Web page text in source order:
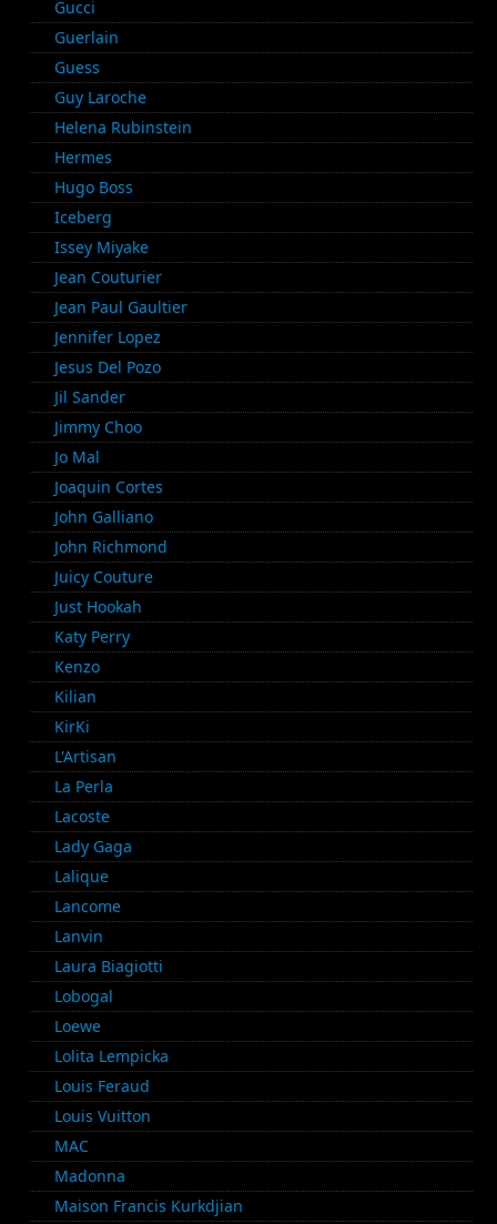
Gucci
Guerlain
Guess
Guy Laroche
Helena Rubinstein
Hermes
Hugo Boss
Iceberg
Issey Miyake
Jean Couturier
Jean Paul Gaultier
Jennifer Lopez
Jesus Del Pozo
Jil Sander
Jimmy Choo
Jo Mal
Joaquin Cortes
John Galliano
John Richmond
Juicy Couture
Just Hookah
Katy Perry
Kenzo
Kilian
KirKi
L'Artisan
La Perla
Lacoste
Lady Gaga
Lalique
Lancome
Lanvin
Laura Biagiotti
Lobogal
Loewe
Lolita Lempicka
Louis Feraud
Louis Vuitton
MAC
Madonna
Maison Francis Kurkdjian